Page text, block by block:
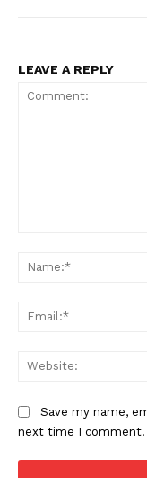
LEAVE A REPLY
Save my name,
next time I comment.